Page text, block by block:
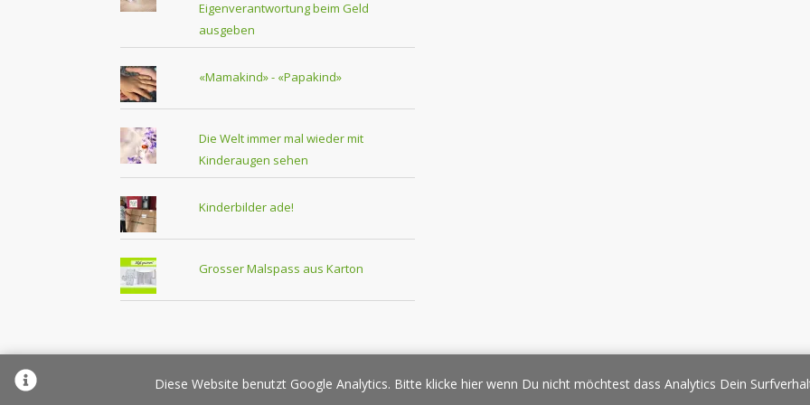
Eigenverantwortung beim Geld
ausgeben
«Mamakind» - «Papakind»
Die Welt immer mal wieder mit
Kinderaugen sehen
Kinderbilder ade!
Grosser Malspass aus Karton
Über Elternplanet Pressespiegel Werbung/Sponsoring Impressum Copyright
Diese Website benutzt Google Analytics. Bitte klicke hier wenn Du nicht möchtest dass Analytics Dein